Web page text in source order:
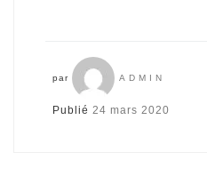
par ADMIN
Publié24 mars 2020